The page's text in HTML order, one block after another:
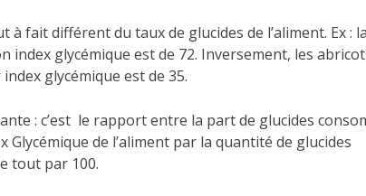
fait différent du taux de glucides de l’aliment. Ex : la
index glycémique est de 72. Inversement, les
glycémique est de 35.
: c’est le rapport entre la part de glucides
Glycémique de l’aliment par la quantité de glucides
tout par 100.